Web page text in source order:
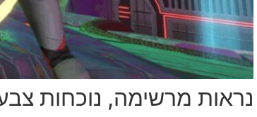
נראות מרשימה, נוכחות